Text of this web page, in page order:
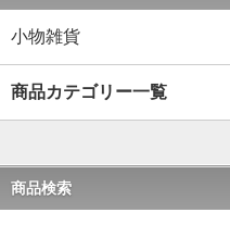
小物雑貨
商品カテゴリー一覧
商品検索